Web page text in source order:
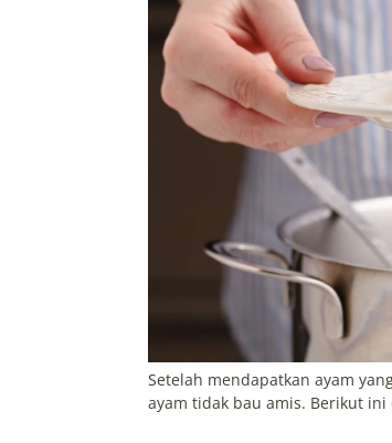
Setelah mendapatkan ayam
ayam tidak bau amis. Berikut